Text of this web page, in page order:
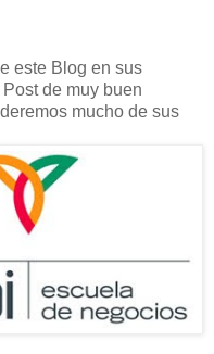
este Blog en sus
de muy buen
mucho de sus